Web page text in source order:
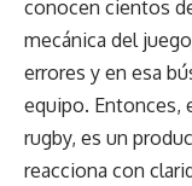
conocen cientos
mecánica del
errores y en esa
equipo. Entonces,
rugby, es un
reacciona con